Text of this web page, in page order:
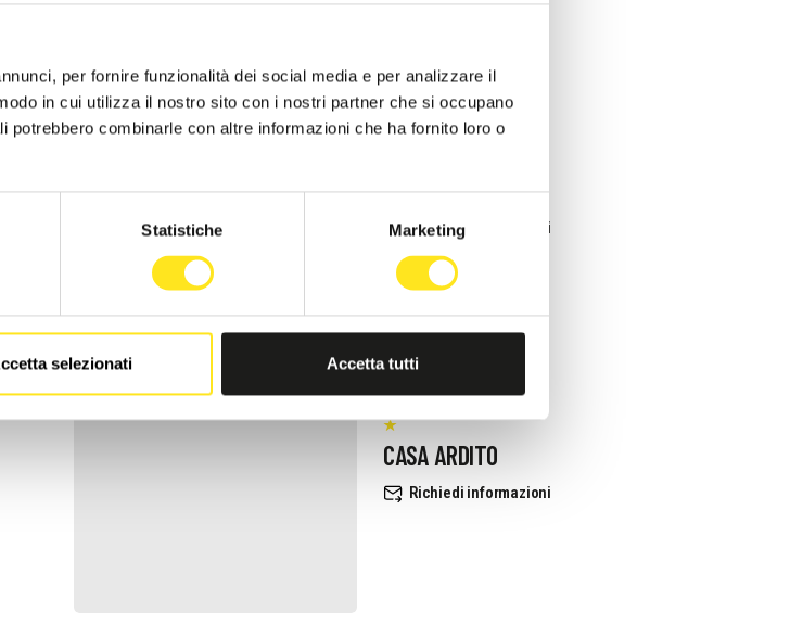
per fornire funzionalità dei social media e per analizzare il
in cui utilizza il nostro sito con i nostri partner che si occupano
combinarle con altre informazioni che ha fornito loro o
Statistiche Marketing
selezionati Accetta tutti
TRA VIRGOLETTE
Richiedi informazioni
CASA ARDITO
Richiedi informazioni